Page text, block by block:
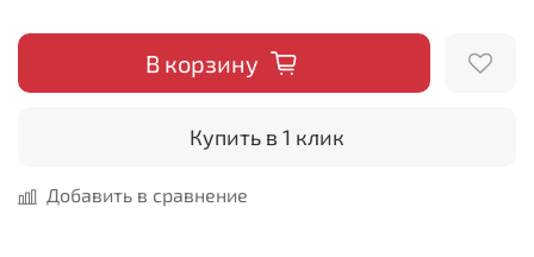
В корзину
Купить в 1 клик
Добавить в сравнение